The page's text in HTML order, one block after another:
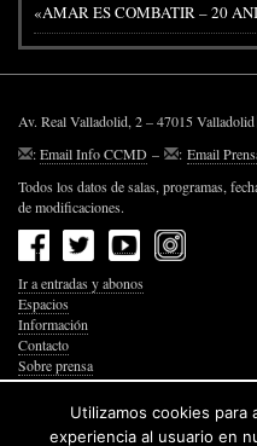
«AMAR ES COMBATIR – 20
Av. Real Valladolid, 2 – 47015 Valladolid
:Email Info CCMD – : Email
Todos los datos de salas, programas,
de modificaciones.
Ir a entradas y abonos
Espacios
Información
Contacto
Sobre prensa
Política de Privacidad
Política de Cookies
Accesibilidad Web
Utilizamos cookies para
experiencia al usuario en